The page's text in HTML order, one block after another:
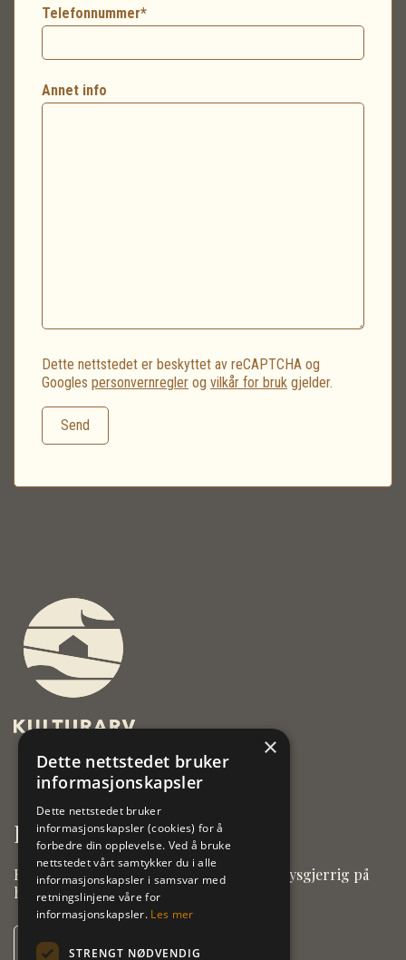
Telefonnummer*
Annet info
Dette nettstedet er beskyttet av reCAPTCHA og
Googles personvernregler og vilkår for bruk gjelder.
Kontakt oss
Har du noe du lurer på, eller er du bare nysgjerrig på
hva vi gjør? Ta kontakt med oss.
Kontakt oss
×
Dette nettstedet bruker
informasjonskapsler
Dette nettstedet bruker
informasjonskapsler (cookies) for å
forbedre din opplevelse. Ved å bruke
nettstedet vårt samtykker du i alle
informasjonskapsler i samsvar med
retningslinjene våre for
informasjonskapsler. Les mer
STRENGT NØDVENDIG